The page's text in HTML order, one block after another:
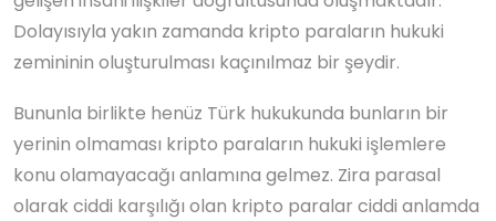
Dolayısıyla yakın zamanda kripto paraların hukuki
zemininin oluşturulması kaçınılmaz bir şeydir.
Bununla birlikte henüz Türk hukukunda bunların bir
yerinin olmaması kripto paraların hukuki işlemlere
konu olamayacağı anlamına gelmez. Zira parasal
olarak ciddi karşılığı olan kripto paralar ciddi anlamda